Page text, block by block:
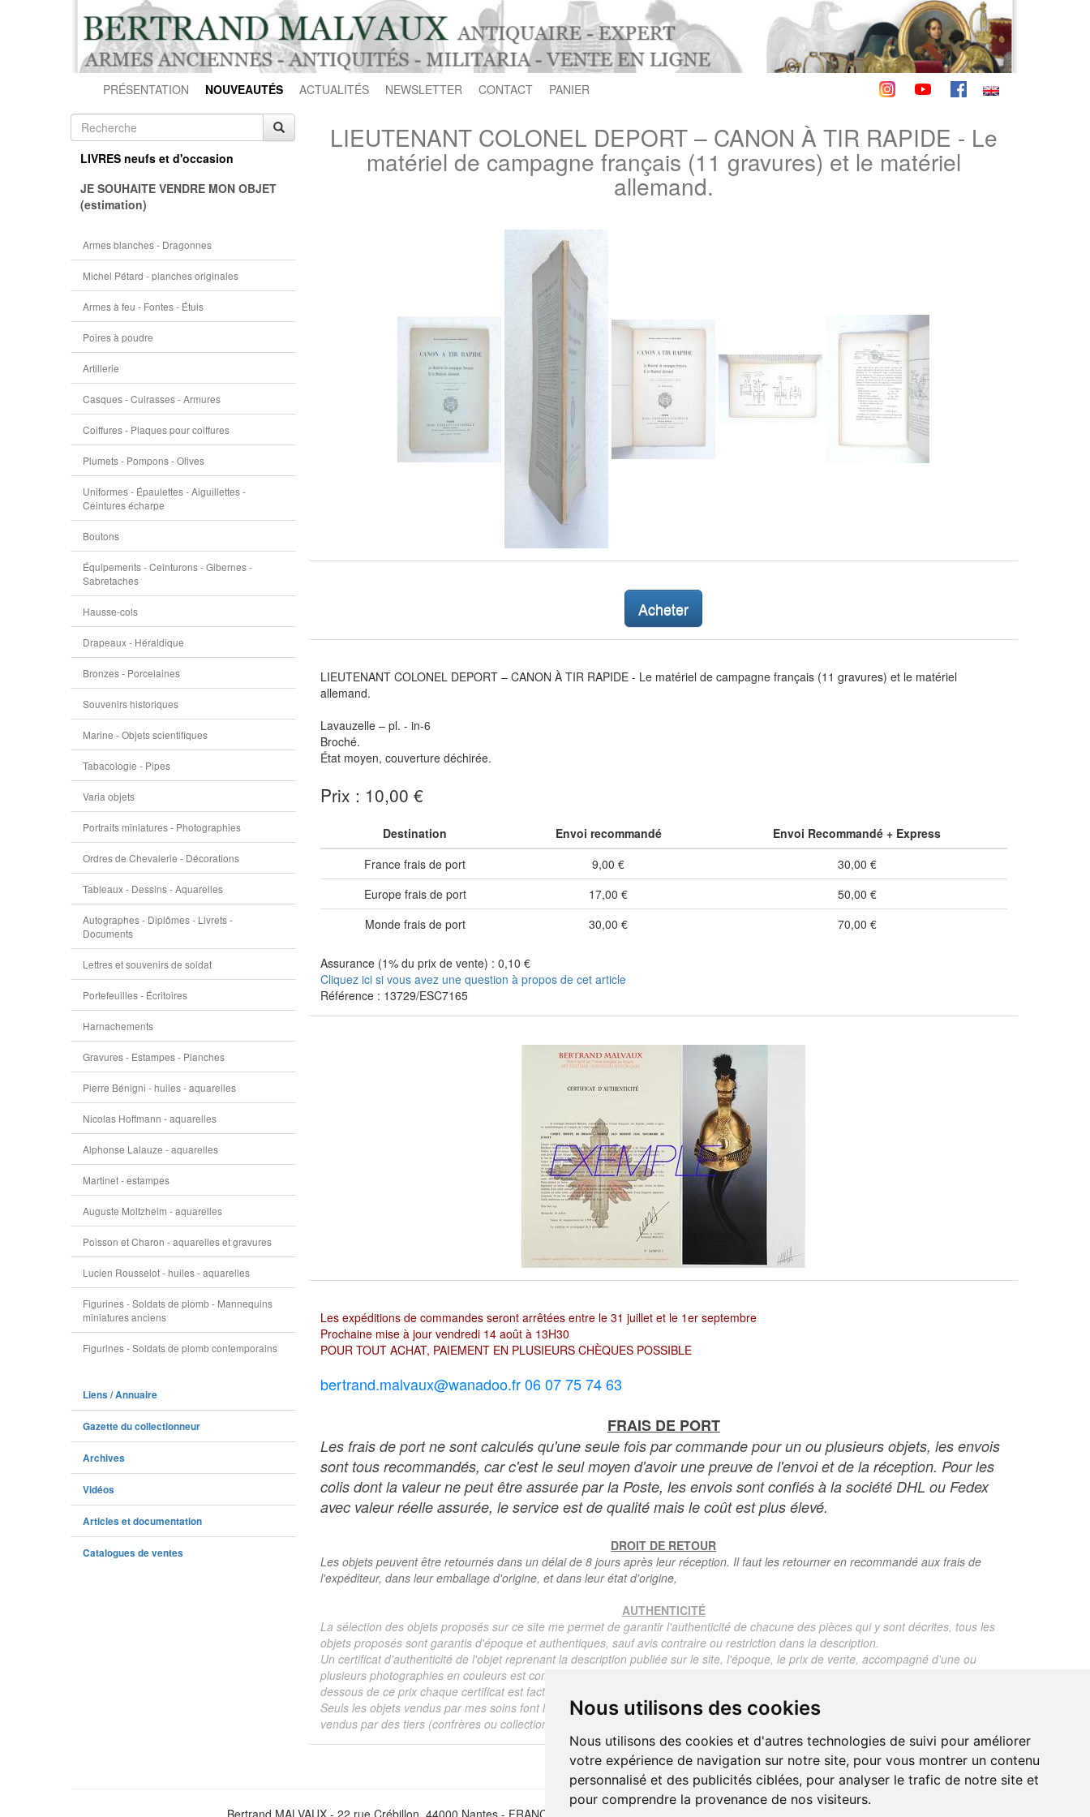
Nous utilisons des cookies
Nous utilisons des cookies et d'autres technologies de suivi pour améliorer
votre expérience de navigation sur notre site, pour vous montrer un contenu
personnalisé et des publicités ciblées, pour analyser le trafic de notre site et
pour comprendre la provenance de nos visiteurs.
PRÉSENTATION NOUVEAUTÉS ACTUALITÉS NEWSLETTER CONTACT PANIER
LIVRES neufs et d'occasion
JE SOUHAITE VENDRE MON OBJET
(estimation)
Armes blanches - Dragonnes
Michel Pétard - planches originales
Armes à feu - Fontes - Étuis
Poires à poudre
Artillerie
Casques - Cuirasses - Armures
Coiffures - Plaques pour coiffures
Plumets - Pompons - Olives
Uniformes - Épaulettes - Aiguillettes -
Ceintures écharpe
Boutons
Équipements - Ceinturons - Gibernes -
Sabretaches
Hausse-cols
Drapeaux - Héraldique
Bronzes - Porcelaines
Souvenirs historiques
Marine - Objets scientifiques
Tabacologie - Pipes
Varia objets
Portraits miniatures - Photographies
Ordres de Chevalerie - Décorations
Tableaux - Dessins - Aquarelles
Autographes - Diplômes - Livrets -
Documents
Lettres et souvenirs de soldat
Portefeuilles - Écritoires
Harnachements
Gravures - Estampes - Planches
Pierre Bénigni - huiles - aquarelles
Nicolas Hoffmann - aquarelles
Alphonse Lalauze - aquarelles
Martinet - estampes
Auguste Moltzheim - aquarelles
Poisson et Charon - aquarelles et gravures
Lucien Rousselot - huiles - aquarelles
Figurines - Soldats de plomb - Mannequins
miniatures anciens
Figurines - Soldats de plomb contemporains
Liens / Annuaire
Gazette du collectionneur
Archives
Vidéos
Articles et documentation
Catalogues de ventes
LIEUTENANT COLONEL DEPORT – CANON À TIR RAPIDE - Le
matériel de campagne français (11 gravures) et le matériel
allemand.
Acheter
LIEUTENANT COLONEL DEPORT – CANON À TIR RAPIDE - Le matériel de campagne français (11 gravures) et le matériel
allemand.
Lavauzelle – pl. - in-6
Broché.
État moyen, couverture déchirée.
Prix : 10,00 €
Destination Envoi recommandé
Envoi Recommandé + Express
France frais de port
9,00 €
30,00 €
Europe frais de port
17,00 €
50,00 €
Monde frais de port
30,00 € 70,00 €
Assurance (1% du prix de vente) : 0,10 €
Cliquez ici si vous avez une question à propos de cet article
Référence : 13729/ESC7165
Les expéditions de commandes seront arrêtées entre le 31 juillet et le 1er septembre
Prochaine mise à jour vendredi 14 août à 13H30
POUR TOUT ACHAT, PAIEMENT EN PLUSIEURS CHÈQUES POSSIBLE
bertrand.malvaux@wanadoo.fr 06 07 75 74 63
FRAIS DE PORT
Les frais de port ne sont calculés qu'une seule fois par commande pour un ou plusieurs objets, les envois
sont tous recommandés, car c'est le seul moyen d'avoir une preuve de l'envoi et de la réception. Pour les
colis dont la valeur ne peut être assurée par la Poste, les envois sont confiés à la société DHL ou Fedex
avec valeur réelle assurée, le service est de qualité mais le coût est plus élevé.
DROIT DE RETOUR
Les objets peuvent être retournés dans un délai de 8 jours après leur réception. Il faut les retourner en recommandé aux frais de
l'expéditeur, dans leur emballage d'origine, et dans leur état d'origine,
AUTHENTICITÉ
La sélection des objets proposés sur ce site me permet de garantir l'authenticité de chacune des pièces qui y sont décrites, tous les
objets proposés sont garantis d'époque et authentiques, sauf avis contraire ou restriction dans la description.
Un certificat d'authenticité de l'objet reprenant la description publiée sur le site, l'époque, le prix de vente, accompagné d'une ou
plusieurs photographies en couleurs est communiqué automatiquement pour tout objet dont le prix est supérieur à 130 euros. En
dessous de ce prix chaque certificat est facturé 5 euros.
Seuls les objets vendus par mes soins font l'objet d'un certificat d'authenticité, je ne fais aucun rapport d'expertise pour les objets
vendus par des tiers (confrères ou collectionneurs).
Bertrand MALVAUX - 22 rue Crébillon, 44000 Nantes - FRANCE - Tél. (33) 02 40 733 600 —